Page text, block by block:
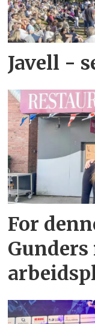
Javell -
For